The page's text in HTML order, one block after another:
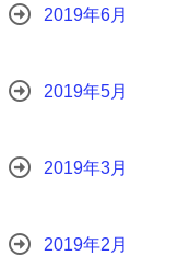
2019年6月
2019年5月
2019年3月
2019年2月